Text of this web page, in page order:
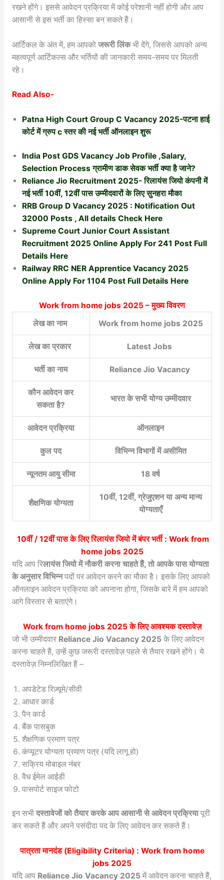
रखने होंगे। इससे आवेदन प्रक्रिया में कोई परेशानी नहीं होगी और आप
आसानी से इस भर्ती का हिस्सा बन सकते हैं।
आर्टिकल के अंत में, हम आपको जरूरी लिंकभी देंगे, जिससे आपको अन्य
महत्वपूर्ण आर्टिकल्स और भर्तियों की जानकारी समय-समय पर मिलती
रहे।
Read Also-
Patna High Court Group C Vacancy 2025-पटना हाई
कोर्ट में ग्रुप c स्तर की नई भर्ती ऑनलाइन शुरू
India Post GDS Vacancy Job Profile ,Salary,
Selection Process ग्रामीण डाक सेवक भर्ती क्या है जाने?
Reliance Jio Recruitment 2025- रिलायंस जियो कंपनी में
नई भर्ती 10वीं, 12वीं पास उम्मीदवारों के लिए सुनहरा मौका
RRB Group D Vacancy 2025 : Notification Out
32000 Posts , All details Check Here
Supreme Court Junior Court Assistant
Recruitment 2025 Online Apply For 241 Post Full
Details Here
Railway RRC NER Apprentice Vacancy 2025
Online Apply For 1104 Post Full Details Here
Work from home jobs 2025 – मुख्य विवरण
लेख का नाम
Work from home jobs 2025
लेख का प्रकार Latest Jobs
भर्ती का नाम Reliance Jio Vacancy
कौन आवेदन कर
सकता है?
भारत के सभी योग्य उम्मीदवार
आवेदन प्रक्रिया ऑनलाइन
कुल पद विभिन्न विभागों में असीमित
न्यूनतम आयु सीमा 18 वर्ष
शैक्षणिक योग्यता
10वीं, 12वीं, ग्रेजुएशन या अन्य मान्य
योग्यताएँ
10वीं / 12वीं पास के लिए रिलायंस जियो में बंपर भर्ती : Work from
home jobs 2025
यदि आप रिलायंस जियो में नौकरी करना चाहते हैं, तो आपके पास योग्यता
के अनुसार विभिन्नपदों पर आवेदन करने का मौका है। इसके लिए आपको
ऑनलाइन आवेदन प्रक्रिया को अपनाना होगा, जिसके बारे में हम आपको
आगे विस्तार से बताएंगे।
Work from home jobs 2025के लिए आवश्यक दस्तावेज़
जो भी उम्मीदवार Reliance Jio Vacancy 2025 के लिए आवेदन
करना चाहते हैं, उन्हें कुछ जरूरी दस्तावेज़ पहले से तैयार रखने होंगे। ये
दस्तावेज़ निम्नलिखित हैं –
अपडेटेड रिज़्यूमे/सीवी
आधार कार्ड
पैन कार्ड
बैंक पासबुक
शैक्षणिक प्रमाण पत्र
कंप्यूटर योग्यता प्रमाण पत्र (यदि लागू हो)
सक्रिय मोबाइल नंबर
वैध ईमेल आईडी
पासपोर्ट साइज फोटो
इन सभी दस्तावेजों को तैयार करके आप आसानी से आवेदन प्रक्रियापूरी
कर सकते हैं और अपने पसंदीदा पद के लिए आवेदन कर सकते हैं।
पात्रता मानदंड (Eligibility Criteria) : Work from home
jobs 2025
यदि आप Reliance Jio Vacancy 2025 में आवेदन करना चाहते हैं,